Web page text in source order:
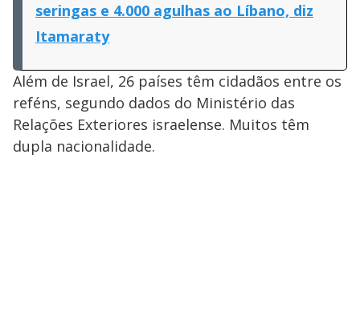
seringas e 4.000 agulhas ao Líbano, diz
Itamaraty
Além de Israel, 26 países têm cidadãos entre os
reféns, segundo dados do Ministério das
Relações Exteriores israelense. Muitos têm
dupla nacionalidade.